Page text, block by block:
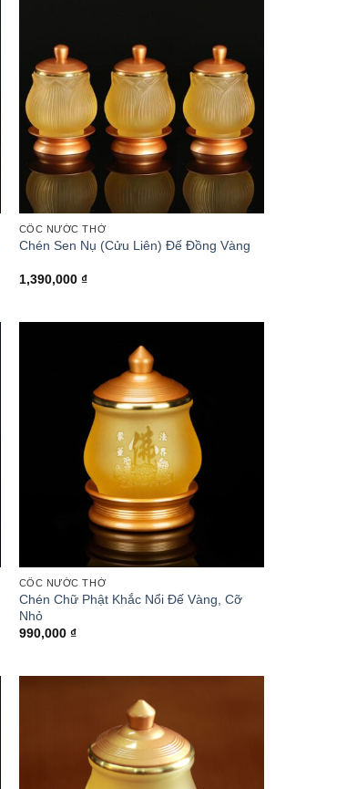
CỐC NƯỚC THỜ
Chén Sen Nụ (Cửu Liên) Đế Đồng Vàng
1,390,000 ₫
CỐC NƯỚC THỜ
Chén Chữ Phật Khắc Nổi Đế Vàng, Cỡ
Nhỏ
990,000 ₫